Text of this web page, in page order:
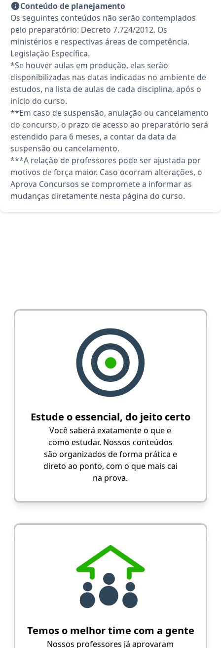
Conteúdo de planejamento
Os seguintes conteúdos não serão contemplados
pelo preparatório: Decreto 7.724/2012. Os
ministérios e respectivas áreas de competência.
Legislação Específica.
*Se houver aulas em produção, elas serão
disponibilizadas nas datas indicadas no ambiente de
estudos, na lista de aulas de cada disciplina, após o
início do curso.
**Em caso de suspensão, anulação ou cancelamento
do concurso, o prazo de acesso ao preparatório será
estendido para 6 meses, a contar da data da
suspensão ou cancelamento.
***A relação de professores pode ser ajustada por
motivos de força maior. Caso ocorram alterações, o
Aprova Concursos se compromete a informar as
mudanças diretamente nesta página do curso.
Estude o essencial, do jeito certo
Você saberá exatamente o que e
como estudar. Nossos conteúdos
são organizados de forma prática e
direto ao ponto, com o que mais cai
na prova.
Temos o melhor time com a gente
Nossos professores já aprovaram